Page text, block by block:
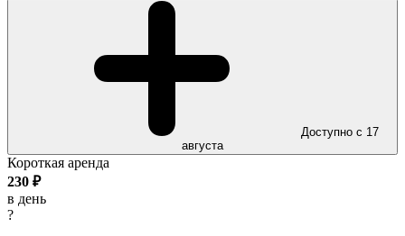
Доступно с 17
августа
Короткая аренда
230 ₽
в день
?